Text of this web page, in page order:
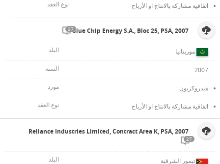
اتفاقية مشاركة بالانتاج او الأرباح
Blue Chip Energy S.A., Bloc 25, PSA, 2007
37
موريتانيا
2007
هيدروكربون
اتفاقية مشاركة بالانتاج او الأرباح
Reliance Industries Limited, Contract Area K, PSA, 2007
27
تيمور الشرقية